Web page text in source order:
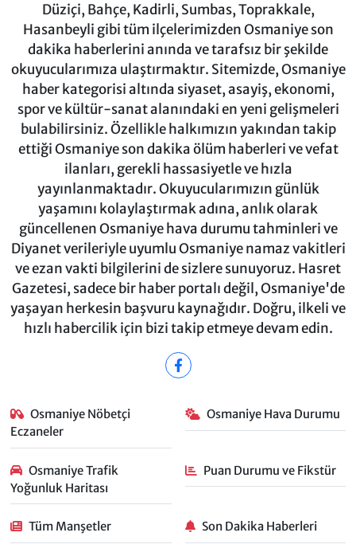
Düziçi, Bahçe, Kadirli, Sumbas, Toprakkale,
Hasanbeyli gibi tüm ilçelerimizden Osmaniye son
dakika haberlerini anında ve tarafsız bir şekilde
okuyucularımıza ulaştırmaktır. Sitemizde, Osmaniye
haber kategorisi altında siyaset, asayiş, ekonomi,
spor ve kültür-sanat alanındaki en yeni gelişmeleri
bulabilirsiniz. Özellikle halkımızın yakından takip
ettiği Osmaniye son dakika ölüm haberleri ve vefat
ilanları, gerekli hassasiyetle ve hızla
yayınlanmaktadır. Okuyucularımızın günlük
yaşamını kolaylaştırmak adına, anlık olarak
güncellenen Osmaniye hava durumu tahminleri ve
Diyanet verileriyle uyumlu Osmaniye namaz vakitleri
ve ezan vakti bilgilerini de sizlere sunuyoruz. Hasret
Gazetesi, sadece bir haber portalı değil, Osmaniye'de
yaşayan herkesin başvuru kaynağıdır. Doğru, ilkeli ve
hızlı habercilik için bizi takip etmeye devam edin.
Osmaniye Nöbetçi
Eczaneler
Osmaniye Hava Durumu
Osmaniye Trafik
Yoğunluk Haritası
Puan Durumu ve Fikstür
Tüm Manşetler Son Dakika Haberleri